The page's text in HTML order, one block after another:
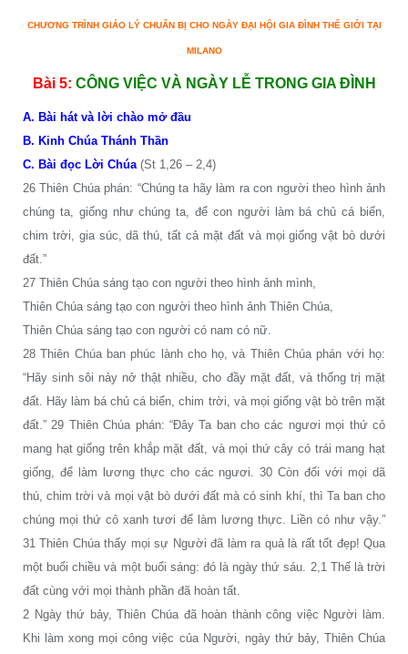
CHƯƠNG TRÌNH GIÁO LÝ CHUẨN BỊ CHO NGÀY ĐẠI HỘI GIA ĐÌNH THẾ GIỚI TẠI
MILANO
Bài 5: CÔNG VIỆC VÀ NGÀY LỄ TRONG GIA ĐÌNH
A. Bài hát và lời chào mở đầu
B. Kinh Chúa Thánh Thần
C. Bài đọc Lời Chúa(St 1,26 – 2,4)
26 Thiên Chúa phán: “Chúng ta hãy làm ra con người theo hình ảnh
chúng ta, giống như chúng ta, để con người làm bá chủ cá biển,
chim trời, gia súc, dã thú, tất cả mặt đất và mọi giống vật bò dưới
đất.”
27 Thiên Chúa sáng tạo con người theo hình ảnh mình,
Thiên Chúa sáng tạo con người theo hình ảnh Thiên Chúa,
Thiên Chúa sáng tạo con người có nam có nữ.
28 Thiên Chúa ban phúc lành cho họ, và Thiên Chúa phán với họ:
“Hãy sinh sôi nảy nở thật nhiều, cho đầy mặt đất, và thống trị mặt
đất. Hãy làm bá chủ cá biển, chim trời, và mọi giống vật bò trên mặt
đất.” 29 Thiên Chúa phán: “Đây Ta ban cho các ngươi mọi thứ cỏ
mang hạt giống trên khắp mặt đất, và mọi thứ cây có trái mang hạt
giống, để làm lương thực cho các ngươi. 30 Còn đối với mọi dã
thú, chim trời và mọi vật bò dưới đất mà có sinh khí, thì Ta ban cho
chúng mọi thứ cỏ xanh tươi để làm lương thực. Liền có như vậy.”
31 Thiên Chúa thấy mọi sự Người đã làm ra quả là rất tốt đẹp! Qua
một buổi chiều và một buổi sáng: đó là ngày thứ sáu. 2,1 Thế là trời
đất cùng với mọi thành phần đã hoàn tất.
2 Ngày thứ bảy, Thiên Chúa đã hoàn thành công việc Người làm.
Khi làm xong mọi công việc của Người, ngày thứ bảy, Thiên Chúa